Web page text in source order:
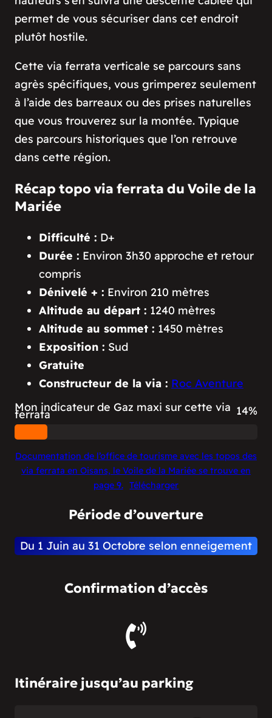
permet de vous sécuriser dans cet endroit
plutôt hostile.
Cette via ferrata verticale se parcours sans
agrès spécifiques, vous grimperez seulement
à l’aide des barreaux ou des prises naturelles
que vous trouverez sur la montée. Typique
des parcours historiques que l’on retrouve
dans cette région.
Récap topo via ferrata du Voile de la
Mariée
Difficulté : D+
Durée : Environ 3h30 approche et retour
compris
Dénivelé + : Environ 210 mètres
Altitude au départ : 1240 mètres
Altitude au sommet : 1450 mètres
Exposition : Sud
Gratuite
Constructeur de la via : Roc Aventure
Mon indicateur de Gaz maxi sur cette via
ferrata 55%
Documentation de l’office de tourisme avec les topos des
via ferrata en Oisans, le Voile de la Mariée se trouve en
page 9. Télécharger
Période d’ouverture
Du 1 Juin au 31 Octobre selon enneigement
Confirmation d’accès
Itinéraire jusqu’au parking